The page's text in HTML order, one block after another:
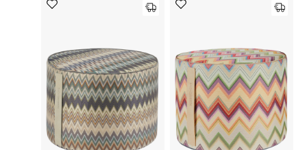
عرض جميع المنتجات
خصومات
ما وصلنا حديثاً